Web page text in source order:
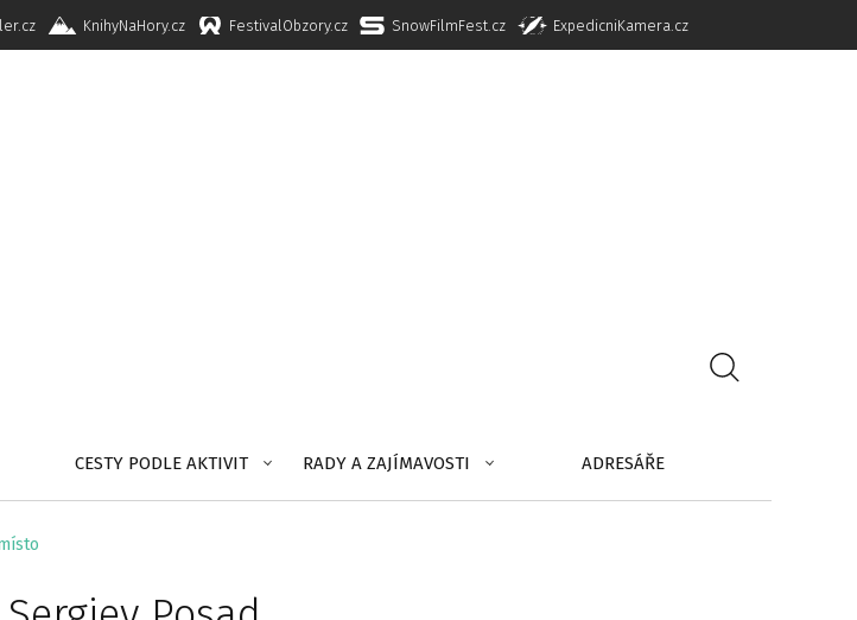
KnihyNaHory.cz FestivalObzory.cz SnowFilmFest.cz ExpedicniKamera.cz
CESTY PODLE AKTIVIT RADY A ZAJÍMAVOSTI ADRESÁŘE